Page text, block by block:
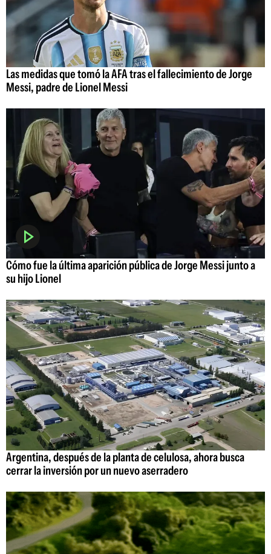
Las medidas que tomó la AFA tras el fallecimiento de Jorge
Messi, padre de Lionel Messi
Cómo fue la última aparición pública de Jorge Messi junto a
su hijo Lionel
Argentina, después de la planta de celulosa, ahora busca
cerrar la inversión por un nuevo aserradero